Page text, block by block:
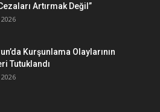
Artırmak Değil”
Kurşunlama Olaylarının
Tutuklandı